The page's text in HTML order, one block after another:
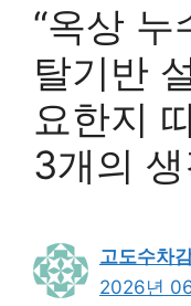
“옥상 누
탈기반
요한지
3개의
고도수차
2026년